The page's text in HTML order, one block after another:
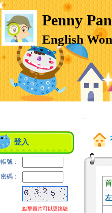
Penny Pan
English
登入
帳號：
密碼：
點擊圖片可以更換驗
:::